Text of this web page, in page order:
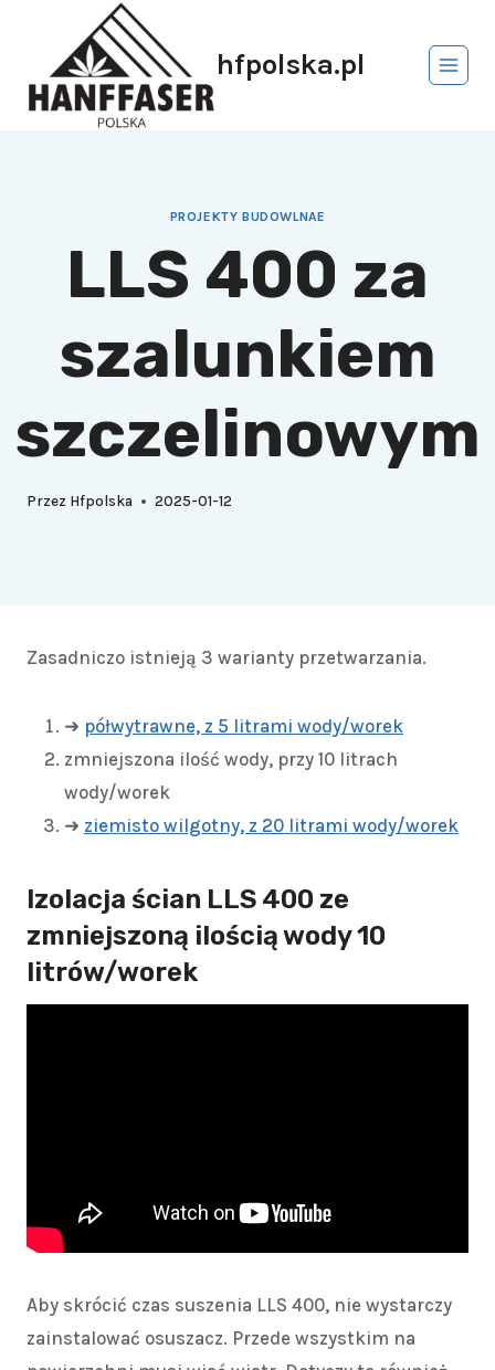
hfpolska.pl
PROJEKTY BUDOWLNAE
LLS 400 za
szalunkiem
szczelinowym
Przez Hfpolska 2025-01-12
Zasadniczo istnieją 3 warianty przetwarzania.
➜ półwytrawne, z 5 litrami wody/worek
zmniejszona ilość wody, przy 10 litrach
wody/worek
➜ ziemisto wilgotny, z 20 litrami wody/worek
Izolacja ścian LLS 400 ze
zmniejszoną ilością wody 10
litrów/worek
Aby skrócić czas suszenia LLS 400, nie wystarczy
zainstalować osuszacz. Przede wszystkim na